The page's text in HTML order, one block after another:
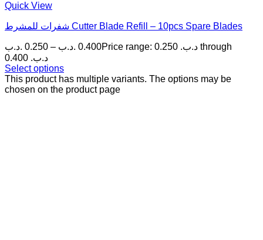
Quick View
شفرات للمشرط Cutter Blade Refill – 10pcs Spare Blades
0.250 .د.ب – 0.400 .د.ب
Price range: 0.250 .د.ب through
0.400 .د.ب
Select options
This product has multiple variants. The options may be
chosen on the product page